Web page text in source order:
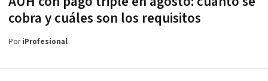
cobra y cuáles son los requisitos
PoriProfesional